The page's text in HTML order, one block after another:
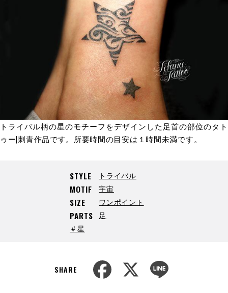
トライバル柄の星のモチーフをデザインした足首の部位のタト
ゥー|刺青作品です。所要時間の目安は１時間未満です。
STYLE トライバル
MOTIF 宇宙
SIZE ワンポイント
PARTS
足
＃星
SHARE